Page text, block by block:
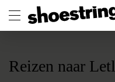
Reizen naar